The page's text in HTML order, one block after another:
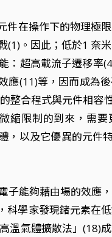
件在操作下的物理極
(1)。因此；低於1 奈
：超高載流子遷移率
應(11)等，因而成為
整合程式與元件相容
縮限制的到來，需
，以及它優異的元件
子能夠藉由場的效應
科學家發現鍺元素在
溫氣體擴散法」(18)